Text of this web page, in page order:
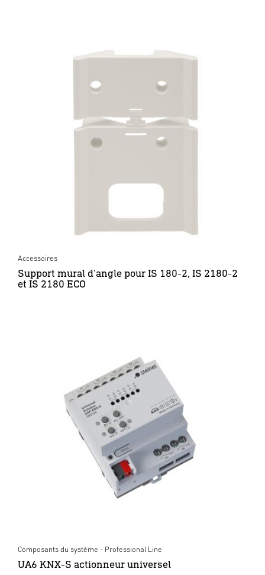
Accessoires
Support mural d'angle pour IS 180-2, IS 2180-2
et IS 2180 ECO
Composants du système - Professional Line
UA6 KNX-S actionneur universel